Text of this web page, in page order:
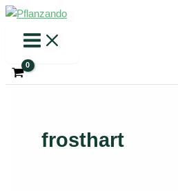
Zum
springen
frosthart